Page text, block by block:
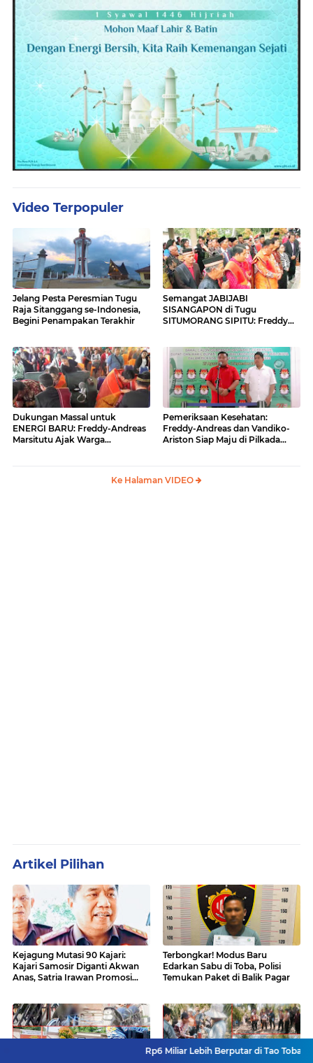
Video Terpopuler
Jelang Pesta Peresmian Tugu
Raja Sitanggang se-Indonesia,
Begini Penampakan Terakhir
Semangat JABIJABI
SISANGAPON di Tugu
SITUMORANG SIPITU: Freddy
Dukungan Massal untuk
ENERGI BARU: Freddy-Andreas
Marsitutu Ajak Warga
Pemeriksaan Kesehatan:
Freddy-Andreas dan Vandiko-
Ariston Siap Maju di Pilkada
Ke Halaman VIDEO
Artikel Pilihan
Kejagung Mutasi 90 Kajari:
Kajari Samosir Diganti Akwan
Anas, Satria Irawan Promosi
Terbongkar! Modus Baru
Edarkan Sabu di Toba, Polisi
Temukan Paket di Balik Pagar
Rp6 Miliar Lebih Berputar di Tao Toba Joujou, Siapa